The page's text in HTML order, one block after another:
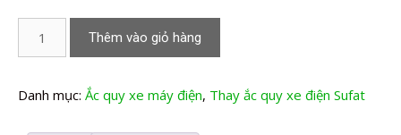
xe
Thêm vào giỏ hàng
Danh mục: Ắc quy xe máy điện, Thay ắc quy xe điện Sufat